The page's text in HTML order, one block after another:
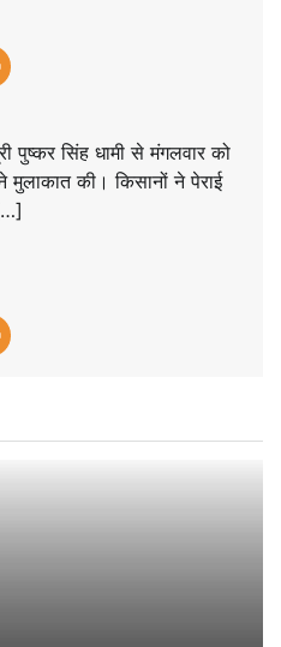
पुष्कर सिंह धामी से मंगलवार को
मुलाकात की। किसानों ने पेराई